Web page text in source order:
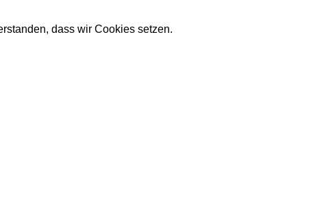
dass wir Cookies setzen.